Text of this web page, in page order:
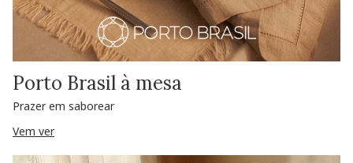
Porto Brasil à mesa
Prazer em saborear
Vem ver